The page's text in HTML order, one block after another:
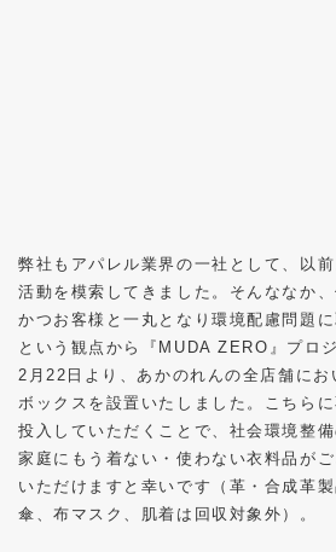
弊社もアパレル業界の一社として、以
活動を模索してきました。そんななか、
かつお客様と一丸となり環境配慮問題
という観点から『MUDA ZERO』プロ
2月22日より、あかのれんの全店舗にお
ボックスを設置いたしました。こちら
投入していただくことで、社会環境整
家庭にもう着ない・使わない衣料品が
いただけますと幸いです（革・合成革
傘、布マスク、肌着は回収対象外）。